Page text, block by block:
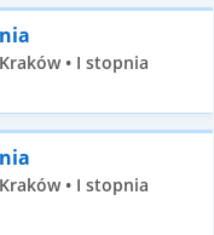
• I stopnia
• I stopnia